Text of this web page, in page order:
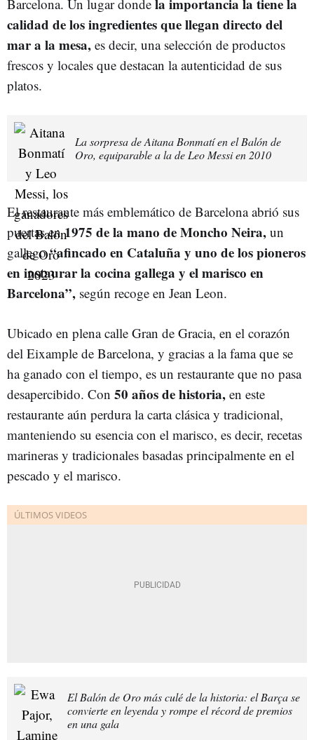
Barcelona. Un lugar donde la importancia la tiene la
calidad de los ingredientes que llegan directo del
mar a la mesa, es decir, una selección de productos
frescos y locales que destacan la autenticidad de sus
platos.
La sorpresa de Aitana Bonmatí en el Balón de
Oro, equiparable a la de Leo Messi en 2010
El restaurante más emblemático de Barcelona abrió sus
puertas en1975 de la mano de Moncho Neira, un
gallego“afincado en Cataluña y uno de los pioneros
en instaurar la cocina gallega y el marisco en
Barcelona”, según recoge en Jean Leon.
Ubicado en plena calle Gran de Gracia, en el corazón
del Eixample de Barcelona, y gracias a la fama que se
ha ganado con el tiempo, es un restaurante que no pasa
desapercibido. Con 50 años de historia, en este
restaurante aún perdura la carta clásica y tradicional,
manteniendo su esencia con el marisco, es decir, recetas
marineras y tradicionales basadas principalmente en el
pescado y el marisco.
El Balón de Oro más culé de la historia: el Barça se
convierte en leyenda y rompe el récord de premios
en una gala